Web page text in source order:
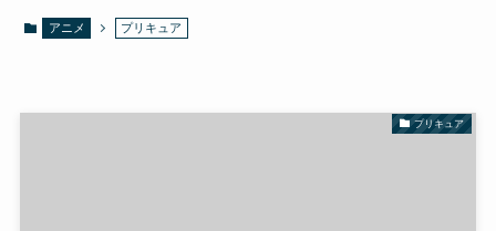
アニメ プリキュア
プリキュア